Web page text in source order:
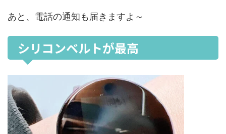
あと、電話の通知も届きますよ～
シリコンベルトが最高